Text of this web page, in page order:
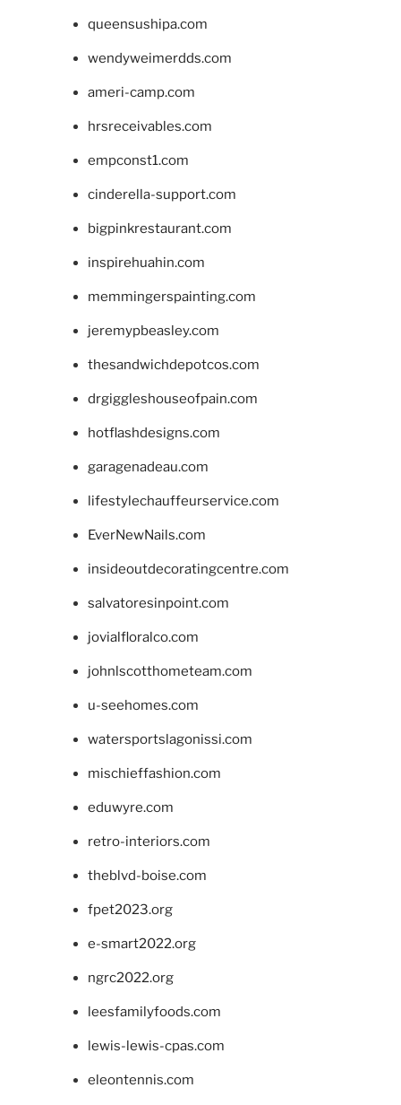
queensushipa.com
wendyweimerdds.com
ameri-camp.com
hrsreceivables.com
empconst1.com
cinderella-support.com
bigpinkrestaurant.com
inspirehuahin.com
memmingerspainting.com
jeremypbeasley.com
thesandwichdepotcos.com
drgiggleshouseofpain.com
hotflashdesigns.com
garagenadeau.com
lifestylechauffeurservice.com
EverNewNails.com
insideoutdecoratingcentre.com
salvatoresinpoint.com
jovialfloralco.com
johnlscotthometeam.com
u-seehomes.com
watersportslagonissi.com
mischieffashion.com
eduwyre.com
retro-interiors.com
theblvd-boise.com
fpet2023.org
e-smart2022.org
ngrc2022.org
leesfamilyfoods.com
lewis-lewis-cpas.com
eleontennis.com